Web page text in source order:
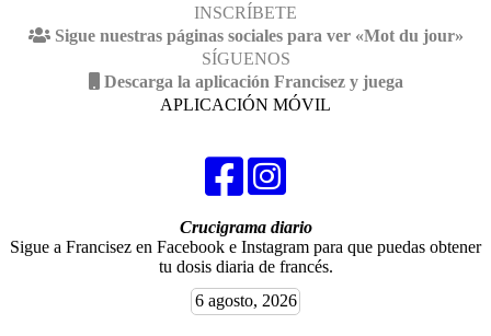
INSCRÍBETE
Sigue nuestras páginas sociales para ver «Mot du jour»
SÍGUENOS
Descarga la aplicación Francisez y juega
APLICACIÓN MÓVIL
Crucigrama diario
Sigue a Francisez en Facebook e Instagram para que puedas obtener
tu dosis diaria de francés.
6 agosto, 2026